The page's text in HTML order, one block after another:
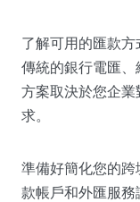
了解可用的匯款
傳統的銀行電匯
方案取決於您企
求。
準備好簡化您的
款帳戶和外匯服